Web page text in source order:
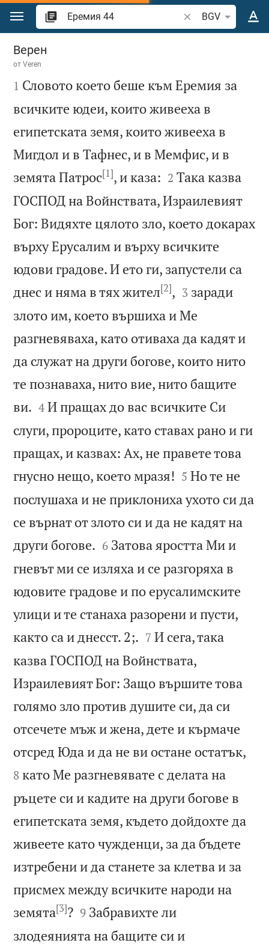
Преминете към съдържанието
Търсете стих или
BGV
Еремия 44
Верен
отVeren

1 Словото което беше към Еремия за
всичките юдеи, които живееха в
египетската земя, които живееха в
Мигдол и в Тафнес, и в Мемфис, и в
земята Патрос[1], и каза: 

2 Така казва
ГОСПОД на Войнствата, Израилевият
Бог: Видяхте цялото зло, което докарах
върху Ерусалим и върху всичките
юдови градове. И ето ги, запустели са
днес и няма в тях жител[2], 

3 заради
злото им, което вършиха и Ме
разгневяваха, като отиваха да кадят и
да служат на други богове, които нито
те познаваха, нито вие, нито бащите
ви. 

4 И пращах до вас всичките Си
слуги, пророците, като ставах рано и ги
пращах, и казвах: Ах, не правете това
гнусно нещо, което мразя! 

5 Но те не
послушаха и не приклониха ухото си да
се върнат от злото си и да не кадят на
други богове. 

6 Затова яростта Ми и
гневът ми се изляха и се разгоряха в
юдовите градове и по ерусалимските
улици и те станаха разорени и пусти,
както са и днесст. 2;. 

7 И сега, така
казва ГОСПОД на Войнствата,
Израилевият Бог: Защо вършите това
голямо зло против душите си, да си
отсечете мъж и жена, дете и кърмаче
отсред Юда и да не ви остане остатък,
8 като Ме разгневявате с делата на
ръцете си и кадите на други богове в
египетската земя, където дойдохте да
живеете като чужденци, за да бъдете
изтребени и да станете за клетва и за
присмех между всичките народи на
земята[3]?
9 Забравихте ли
злодеянията на бащите си и